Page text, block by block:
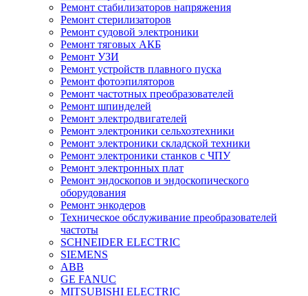
Ремонт стабилизаторов напряжения
Ремонт стерилизаторов
Ремонт судовой электроники
Ремонт тяговых АКБ
Ремонт УЗИ
Ремонт устройств плавного пуска
Ремонт фотоэпиляторов
Ремонт частотных преобразователей
Ремонт шпинделей
Ремонт электродвигателей
Ремонт электроники сельхозтехники
Ремонт электроники складской техники
Ремонт электроники станков с ЧПУ
Ремонт электронных плат
Ремонт эндоскопов и эндоскопического
оборудования
Ремонт энкодеров
Техническое обслуживание преобразователей
частоты
SCHNEIDER ELECTRIC
SIEMENS
ABB
GE FANUC
MITSUBISHI ELECTRIC